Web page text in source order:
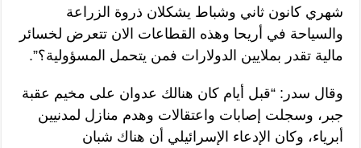
شهري كانون ثاني وشباط يشكلان ذروة الزراعة
والسياحة في أريحا وهذه القطاعات الان تتعرض لخسائر
مالية تقدر بملايين الدولارات فمن يتحمل المسؤولية؟”.
وقال سدر: “قبل أيام كان هنالك عدوان على مخيم عقبة
جبر، وسجلت إصابات واعتقالات وهدم منازل لمدنيين
أبرياء، وكان الإدعاء الإسرائيلي أن هناك شبان